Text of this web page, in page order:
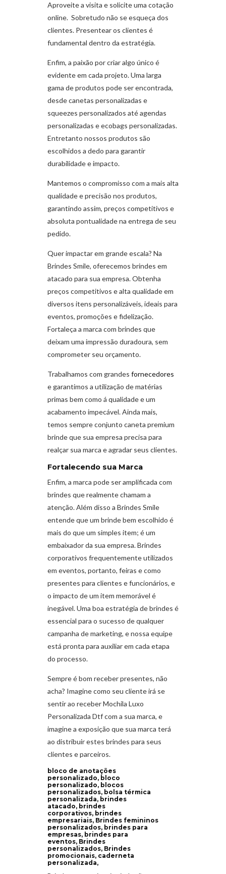
Aproveite a visita e solicite uma cotação
online. Sobretudo não se esqueça dos
clientes. Presentear os clientes é
fundamental dentro da estratégia.
Enfim, a paixão por criar algo único é
evidente em cada projeto. Uma larga
gama de produtos pode ser encontrada,
desde canetas personalizadas e
squeezes personalizados até agendas
personalizadas e ecobags personalizadas.
Entretanto nossos produtos são
escolhidos a dedo para garantir
durabilidade e impacto.
Mantemos o compromisso com a mais alta
qualidade e precisão nos produtos,
garantindo assim, preços competitivos e
absoluta pontualidade na entrega de seu
pedido.
Quer impactar em grande escala? Na
Brindes Smile, oferecemos brindes em
atacado para sua empresa. Obtenha
preços competitivos e alta qualidade em
diversos itens personalizáveis, ideais para
eventos, promoções e fidelização.
Fortaleça a marca com brindes que
deixam uma impressão duradoura, sem
comprometer seu orçamento.
Trabalhamos com grandes fornecedores
e garantimos a utilização de matérias
primas bem como á qualidade e um
acabamento impecável. Ainda mais,
temos sempre conjunto caneta premium
brinde que sua empresa precisa para
realçar sua marca e agradar seus clientes.
Fortalecendo sua Marca
Enfim, a marca pode ser amplificada com
brindes que realmente chamam a
atenção. Além disso a Brindes Smile
entende que um brinde bem escolhido é
mais do que um simples item; é um
embaixador da sua empresa. Brindes
corporativos frequentemente utilizados
em eventos, portanto, feiras e como
presentes para clientes e funcionários, e
o impacto de um item memorável é
inegável. Uma boa estratégia de brindes é
essencial para o sucesso de qualquer
campanha de marketing, e nossa equipe
está pronta para auxiliar em cada etapa
do processo.
Sempre é bom receber presentes, não
acha? Imagine como seu cliente irá se
sentir ao receber Mochila Luxo
Personalizada Dtf com a sua marca, e
imagine a exposição que sua marca terá
ao distribuir estes brindes para seus
clientes e parceiros.
bloco de anotações
personalizado, bloco
personalizado, blocos
personalizados, bolsa térmica
personalizada, brindes
atacado, brindes
corporativos, brindes
empresariais, Brindes femininos
personalizados, brindes para
empresas, brindes para
eventos, Brindes
personalizados, Brindes
promocionais, caderneta
personalizada,